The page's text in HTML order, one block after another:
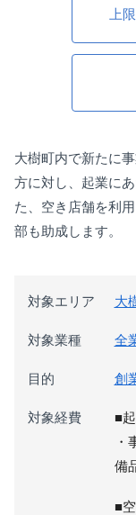
上
大樹町内で新たに
方に対し、起業に
た、空き店舗を利
部も助成します。
対象エリア 大
対象業種 全
目的 創
対象経費
■
・
備
■